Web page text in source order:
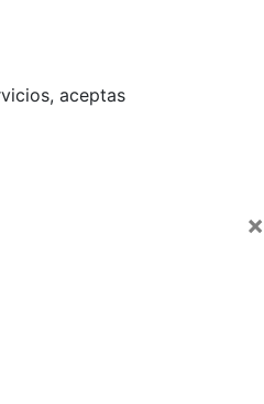
aceptas
×